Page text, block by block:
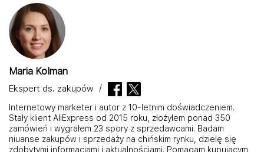
Maria Kolman
Ekspert ds. zakupów
Internetowy marketer i autor z 10-letnim doświadczeniem.
Stały klient AliExpress od 2015 roku, złożyłem ponad 350
zamówień i wygrałem 23 spory z sprzedawcami. Badam
niuanse zakupów i sprzedaży na chińskim rynku, dzielę się
zdobytymi informacjami i aktualnościami. Pomagam kupującym